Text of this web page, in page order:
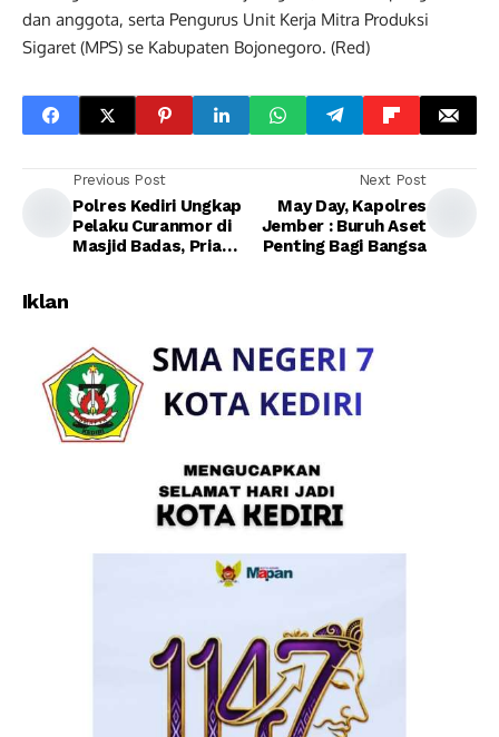
dan anggota, serta Pengurus Unit Kerja Mitra Produksi
Sigaret (MPS) se Kabupaten Bojonegoro. (Red)
Previous Post
Polres Kediri Ungkap
Pelaku Curanmor di
Masjid Badas, Pria
Next Post
May Day, Kapolres
Jember : Buruh Aset
Penting Bagi Bangsa
Iklan